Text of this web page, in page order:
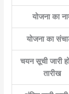
योजना का
योजना का
चयन सूची जारी
तारीख